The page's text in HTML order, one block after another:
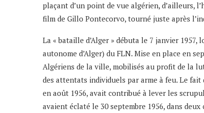
plaçant d’un point de vue algérien, d’ailleurs,
film de Gillo Pontecorvo, tourné juste après
La « bataille d’Alger » débuta le 7 janvier 1957,
autonome d’Alger) du FLN. Mise en place en
Algériens de la ville, mobilisés au profit de la
des attentats individuels par arme à feu. Le fait
en août 1956, avait contribué à lever les
avaient éclaté le 30 septembre 1956, dans